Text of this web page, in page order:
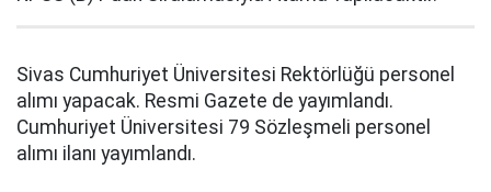
Sivas Cumhuriyet Üniversitesi Rektörlüğü personel
alımı yapacak. Resmi Gazete de yayımlandı.
Cumhuriyet Üniversitesi 79 Sözleşmeli personel
alımı ilanı yayımlandı.